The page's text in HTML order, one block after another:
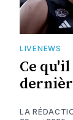
LIVENEWS
Ce
LA